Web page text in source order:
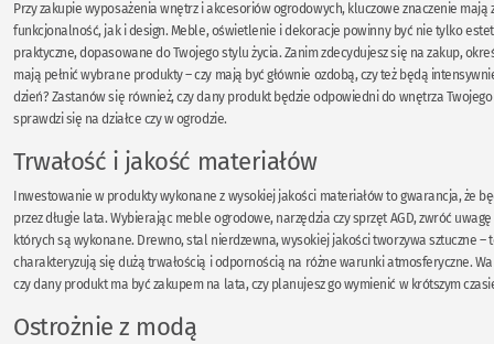
Przy zakupie wyposażenia wnętrz i akcesoriów ogrodowych, kluczowe znaczenie mają
funkcjonalność, jak i design. Meble, oświetlenie i dekoracje powinny być nie tylko
praktyczne, dopasowane do Twojego stylu życia. Zanim zdecydujesz się na zakup,
mają pełnić wybrane produkty – czy mają być głównie ozdobą, czy też będą
dzień? Zastanów się również, czy dany produkt będzie odpowiedni do wnętrza
sprawdzi się na działce czy w ogrodzie.
Trwałość i jakość materiałów
Inwestowanie w produkty wykonane z wysokiej jakości materiałów to gwarancja, że
przez długie lata. Wybierając meble ogrodowe, narzędzia czy sprzęt AGD, zwróć
których są wykonane. Drewno, stal nierdzewna, wysokiej jakości tworzywa sztuczne –
charakteryzują się dużą trwałością i odpornością na różne warunki atmosferyczne.
czy dany produkt ma być zakupem na lata, czy planujesz go wymienić w krótszym
Ostrożnie z modą